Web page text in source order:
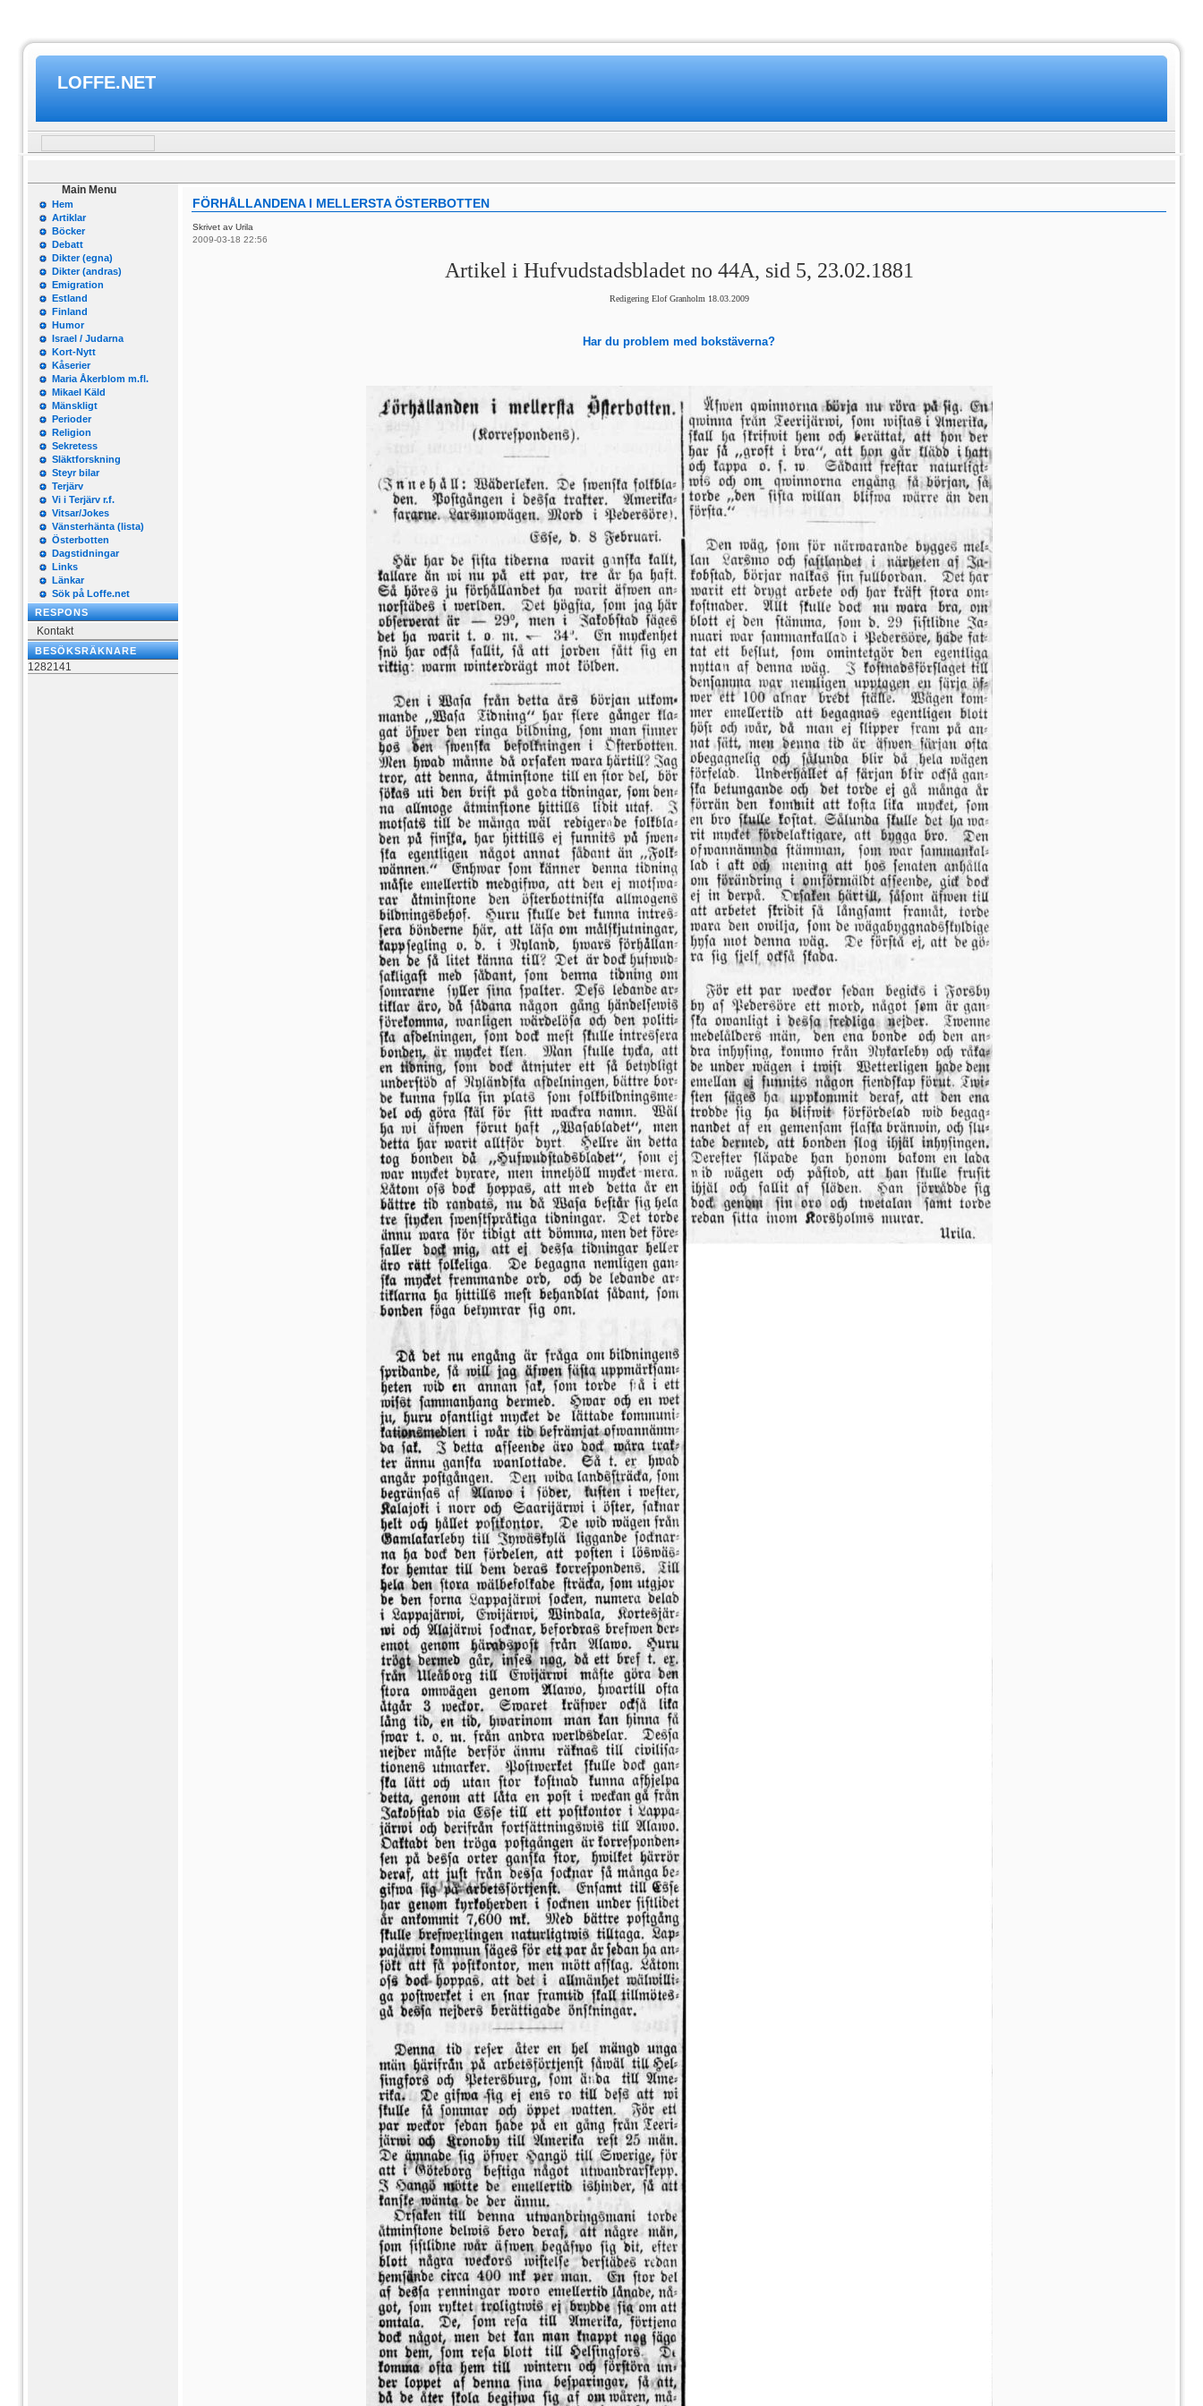
LOFFE.NET
Main Menu
Hem
Artiklar
Böcker
Debatt
Dikter (egna)
Dikter (andras)
Emigration
Estland
Finland
Humor
Israel / Judarna
Kort-Nytt
Kåserier
Maria Åkerblom m.fl.
Mikael Käld
Mänskligt
Perioder
Religion
Sekretess
Släktforskning
Steyr bilar
Terjärv
Vi i Terjärv r.f.
Vitsar/Jokes
Vänsterhänta (lista)
Österbotten
Dagstidningar
Links
Länkar
Sök på Loffe.net
RESPONS
Kontakt
BESÖKSRÄKNARE
1282141
FÖRHÅLLANDENA I MELLERSTA ÖSTERBOTTEN
Skrivet av Urila
2009-03-18 22:56
Artikel i Hufvudstadsbladet no 44A, sid 5, 23.02.1881
Redigering Elof Granholm 18.03.2009
Har du problem med bokstäverna?